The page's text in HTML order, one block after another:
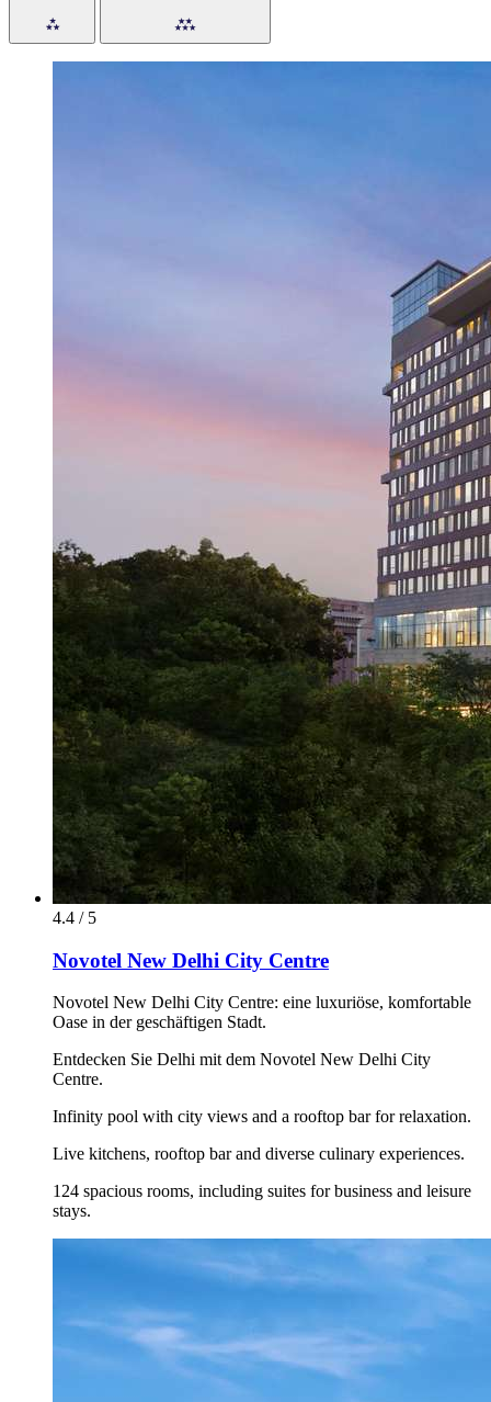
4.4 / 5
Novotel New Delhi City Centre
Novotel New Delhi City Centre: eine luxuriöse, komfortable
Oase in der geschäftigen Stadt.
Entdecken Sie Delhi mit dem Novotel New Delhi City
Centre.
Infinity pool with city views and a rooftop bar for relaxation.
Live kitchens, rooftop bar and diverse culinary experiences.
124 spacious rooms, including suites for business and leisure
stays.